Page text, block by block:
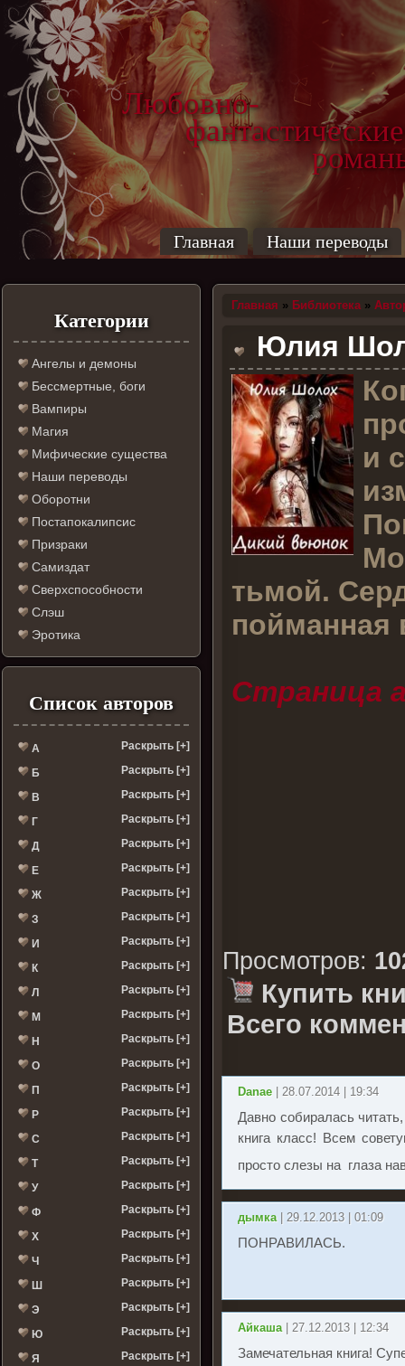
Любовно-
фантастические
Главная Наши переводы
Категории
Ангелы и демоны
Бессмертные, боги
Вампиры
Магия
Мифические существа
Наши переводы
Оборотни
Постапокалипсис
Призраки
Самиздат
Сверхспособности
Слэш
Эротика
Список авторов
А Раскрыть [+]
Б Раскрыть [+]
В Раскрыть [+]
Г Раскрыть [+]
Д Раскрыть [+]
Е Раскрыть [+]
Ж Раскрыть [+]
З Раскрыть [+]
И Раскрыть [+]
К Раскрыть [+]
Л Раскрыть [+]
М Раскрыть [+]
Н Раскрыть [+]
О Раскрыть [+]
П Раскрыть [+]
Р Раскрыть [+]
С Раскрыть [+]
Т Раскрыть [+]
У Раскрыть [+]
Ф Раскрыть [+]
Х Раскрыть [+]
Ч Раскрыть [+]
Ш Раскрыть [+]
Э Раскрыть [+]
Ю Раскрыть [+]
Я Раскрыть [+]
Главная » Библиотека»
Юлия
К
и
тьмой.
пойманная
Страница
Просмотров:
Купить
Всего
Danae | 28.07.2014 | 19:34
Давно собиралась
книга класс! Всем
просто слезы на глаза
дымка | 29.12.2013 | 01:09
ПОНРАВИЛАСЬ.
Айкаша | 27.12.2013 | 12:34
Замечательная книга!